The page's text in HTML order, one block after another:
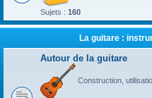
Sujets : 160
La guitare :
Autour de la guitare
Construction,